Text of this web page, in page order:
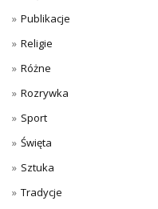
Publikacje
Religie
Różne
Rozrywka
Sport
Święta
Sztuka
Tradycje